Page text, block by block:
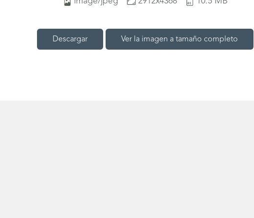
Descargar Ver la imagen a tamaño completo